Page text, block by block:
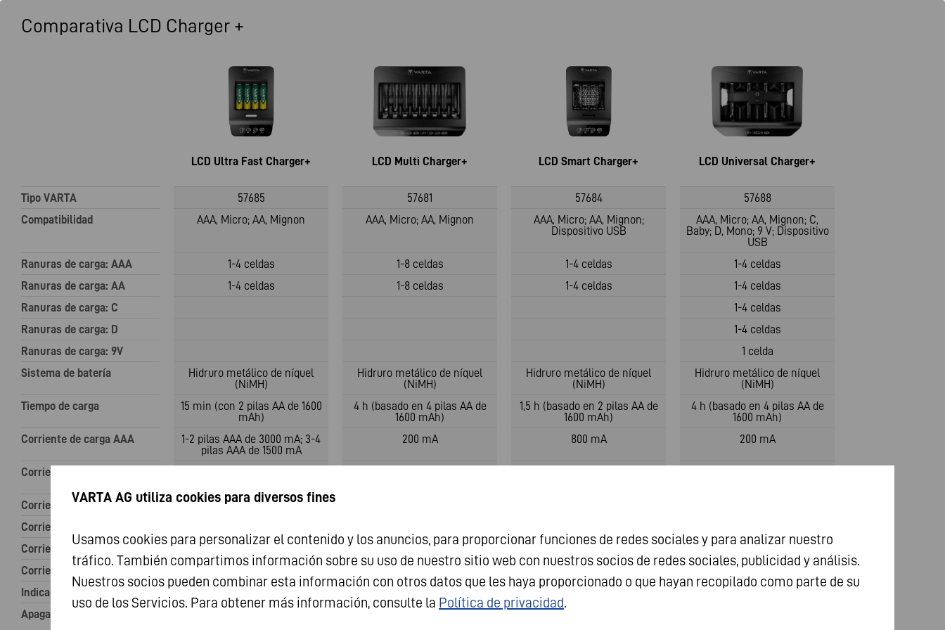
Comparativa LCD Charger +
Tipo VARTA
Compatibilidad
Ranuras de carga: AAA
Ranuras de carga: AA
Ranuras de carga: C
Ranuras de carga: D
Ranuras de carga: 9V
Sistema de batería
Tiempo de carga
Corriente de carga AAA
Corriente de carga AA
Corriente de carga C
Corriente de carga D
Corriente de carga 9V
Corriente de carga 5V USB
Indicación de carga
Apagado
LCD Ultra Fast Charger+ LCD Multi Charger+ LCD Smart Charger+ LCD Universal Charger+
57685 57681 57684
57688
AAA, Micro; AA, Mignon
AAA, Micro; AA, Mignon
AAA, Micro; AA, Mignon;
Dispositivo USB
AAA, Micro; AA, Mignon; C,
Baby; D, Mono; 9 V; Dispositivo
USB
1-4 celdas
1-8 celdas 1-4 celdas
1-4 celdas
1-4 celdas
1-8 celdas 1-4 celdas
1-4 celdas
1-4 celdas
1-4 celdas
1 celda
Hidruro metálico de níquel
(NiMH)
Hidruro metálico de níquel
(NiMH)
Hidruro metálico de níquel
(NiMH)
Hidruro metálico de níquel
(NiMH)
15 min (con 2 pilas AA de 1600
mAh)
4 h (basado en 4 pilas AA de
1600 mAh)
1,5 h (basado en 2 pilas AA de
1600 mAh)
4 h (basado en 4 pilas AA de
1600 mAh)
1-2 pilas AAA de 3000 mA; 3-4
pilas AAA de 1500 mA
200 mA 800 mA 200 mA
34 mA
2400 mA
Pantalla LCD
Delta V negativo /
Delta V negativo /
VARTA AG utiliza cookies para diversos fines
Usamos cookies para personalizar el contenido y los anuncios, para proporcionar funciones de redes sociales y para analizar nuestro
tráfico. También compartimos información sobre su uso de nuestro sitio web con nuestros socios de redes sociales, publicidad y análisis.
Nuestros socios pueden combinar esta información con otros datos que les haya proporcionado o que hayan recopilado como parte de su
uso de los Servicios. Para obtener más información, consulte la Política de privacidad.